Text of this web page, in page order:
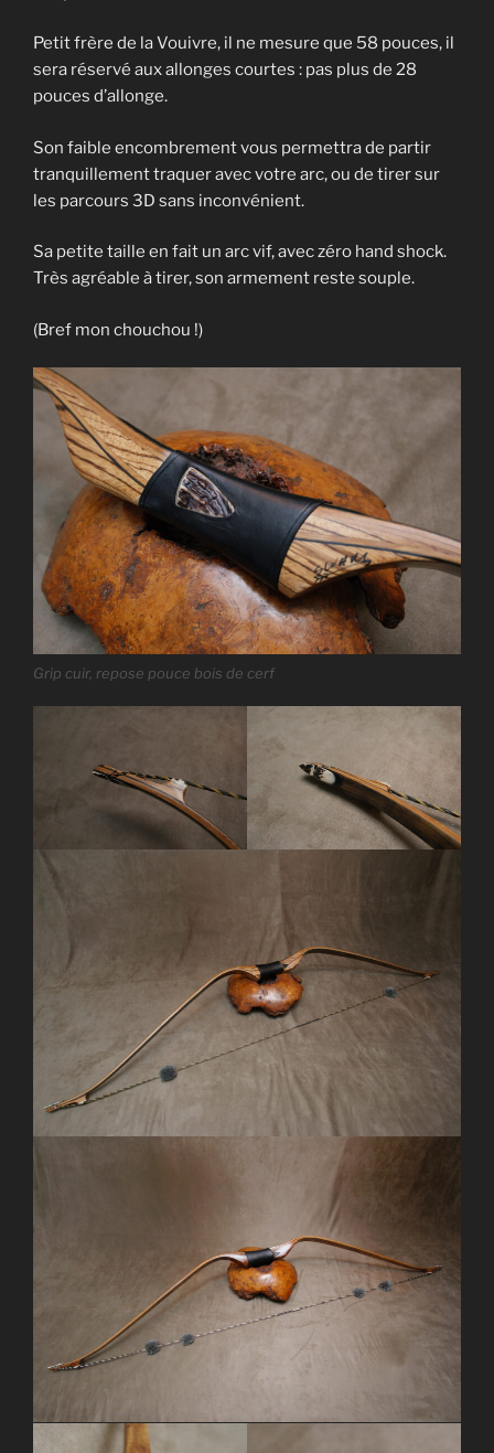
Petit frère de la Vouivre, il ne mesure que 58 pouces, il
sera réservé aux allonges courtes : pas plus de 28
pouces d’allonge.
Son faible encombrement vous permettra de partir
tranquillement traquer avec votre arc, ou de tirer sur
les parcours 3D sans inconvénient.
Sa petite taille en fait un arc vif, avec zéro hand shock.
Très agréable à tirer, son armement reste souple.
(Bref mon chouchou !)
Grip cuir, repose pouce bois de cerf